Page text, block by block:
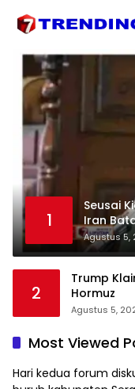
1
Seusai
Iran
Agustus 5,
2
Trump
Hormuz
Agustus 5,
Most Viewed
Hari kedua forum